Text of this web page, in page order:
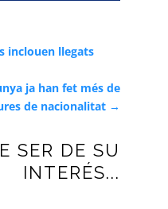
inclouen llegats
ja han fet més de
de nacionalitat →
SER DE SU
INTERÉS...